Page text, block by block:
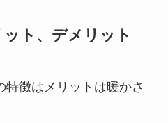
ト、デメリット
特徴はメリットは暖かさ